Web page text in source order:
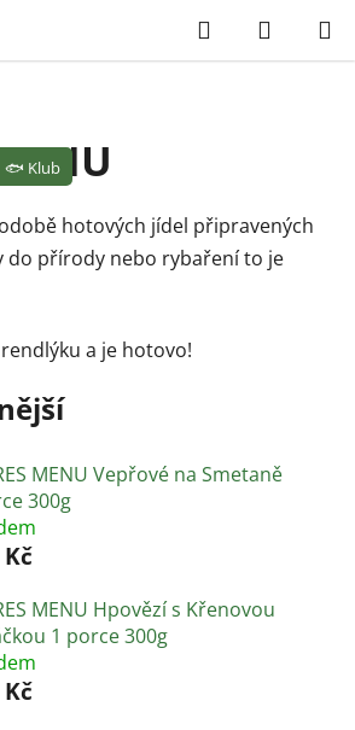
Hledat
KOŠÍK
hotových jídel připravených
do přírody nebo rybaření to je
a je hotovo!
MENU Vepřové na Smetaně
300g
MENU Hpovězí s Křenovou
1 porce 300g
🐟 Klub